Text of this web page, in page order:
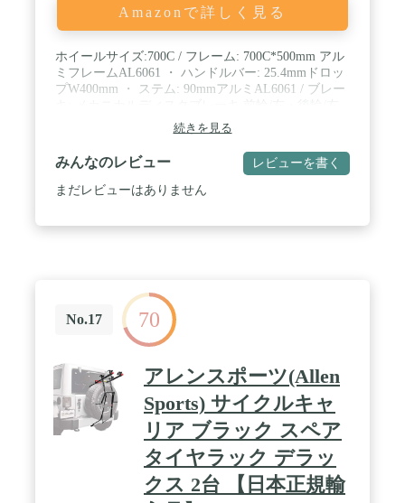
Amazonで詳しく見る
ホイールサイズ:700C / フレーム: 700C*500mm アル
ミフレームAL6061 ・ ハンドルバー: 25.4mmドロッ
プW400mm ・ ステム: 90mmアルミAL6061 / ブレー
(ヨーロッパ仕様) / 変速機: SHIMANO A050
21SPEED ・ フロントディレイラー: SHIMANO
Tourney ・ リアディレイラー: SHIMANO Tourney /
クランク: 28/38/48T 170L ・ チェーン: KMC 7S
続きを見る
みんなのレビュー レビューを書く
まだレビューはありません
No.17 70
アレンスポーツ(Allen
Sports) サイクルキャ
リア ブラック スペア
タイヤラック デラッ
クス 2台 【日本正規輸